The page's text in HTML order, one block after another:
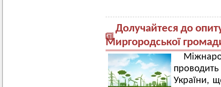
Долучайтеся до
Миргородської
України,